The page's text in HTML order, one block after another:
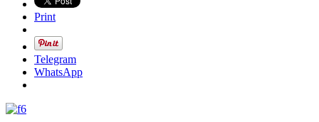
Print
Telegram
WhatsApp